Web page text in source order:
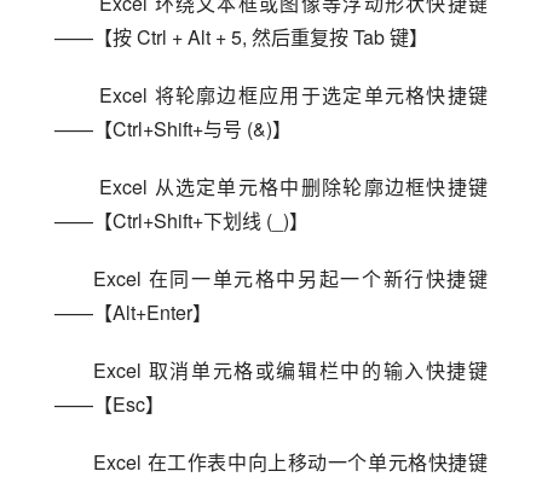
——【按 Ctrl + Alt + 5, 然后重复按 Tab 键】
——【Ctrl+Shift+与号 (&)】
——【Ctrl+Shift+下划线 (_)】
Excel 在同一单元格中另起一个新行快捷键
——【Alt+Enter】
Excel 取消单元格或编辑栏中的输入快捷键
——【Esc】
Excel 在工作表中向上移动一个单元格快捷键